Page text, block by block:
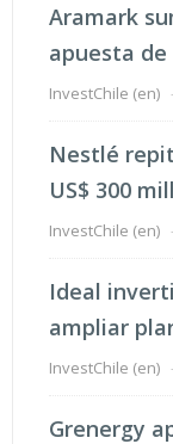
Aramark
apuesta
InvestChile (en)
Nestlé
US$ 300
InvestChile (en)
Ideal
ampliar
InvestChile (en)
Grenergy